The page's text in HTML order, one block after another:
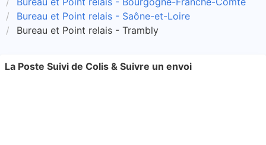
Bureau et Point relais - Saône-et-Loire
Bureau et Point relais - Trambly
La Poste Suivi de Colis & Suivre un envoi